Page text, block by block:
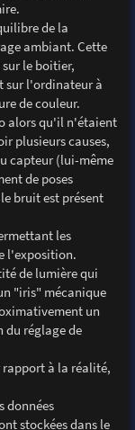
de la
ambiant. Cette
le boitier,
sur l'ordinateur à
de couleur.
alors qu'il n'étaient
plusieurs causes,
capteur (lui-même
de poses
bruit est présent
les
l'exposition.
de lumière qui
"iris" mécanique
un
du réglage de
à la réalité,
données
stockées dans le